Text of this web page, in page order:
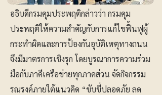
อธิบดีกรมคุมประพฤติกล่าวว่า กรมคุม
ประพฤติให้ความสำคัญกับการแก้ไขฟื้นฟูผู้
กระทำผิดและการป้องกันอุบัติเหตุทางถนน
จึงมีมาตรการเชิงรุก โดยบูรณาการความร่วม
มือกับภาคีเครือข่ายทุกภาคส่วน จัดกิจกรรม
รณรงค์ภายใต้แนวคิด “ขับขี่ปลอดภัย ลด